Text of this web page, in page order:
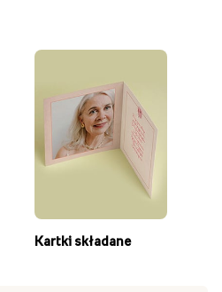
Kartki składane